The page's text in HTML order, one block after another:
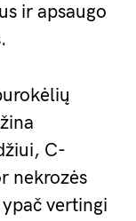
ir apsaugo
C-
nekrozės
vertingi